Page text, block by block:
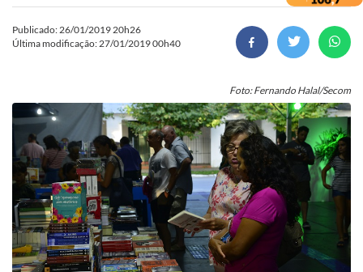
Publicado: 26/01/2019 20h26
Última modificação: 27/01/2019 00h40
Foto: Fernando Halal/Secom